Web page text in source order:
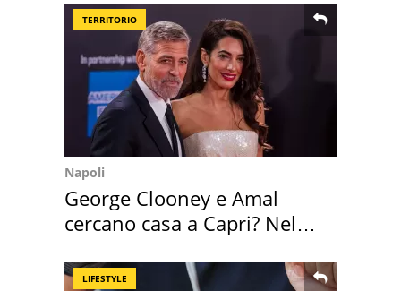
TERRITORIO
Napoli
George Clooney e Amal
cercano casa a Capri? Nel
LIFESTYLE